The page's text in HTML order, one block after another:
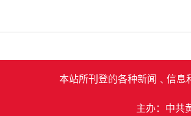
本站所刊登的各种新闻﹑信息
主办：中共